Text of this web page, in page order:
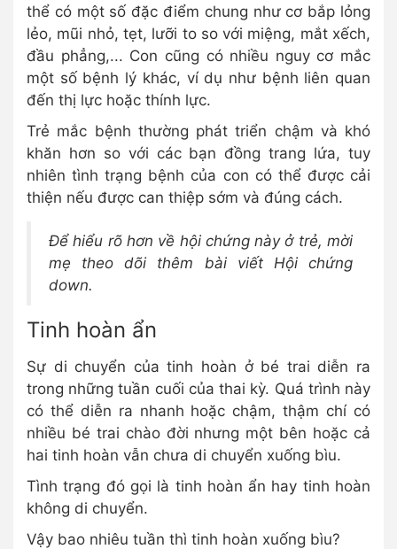
thể có một số đặc điểm chung như cơ bắp lỏng
lẻo, mũi nhỏ, tẹt, lưỡi to so với miệng, mắt xếch,
đầu phẳng,... Con cũng có nhiều nguy cơ mắc
một số bệnh lý khác, ví dụ như bệnh liên quan
đến thị lực hoặc thính lực.
Trẻ mắc bệnh thường phát triển chậm và khó
khăn hơn so với các bạn đồng trang lứa, tuy
nhiên tình trạng bệnh của con có thể được cải
thiện nếu được can thiệp sớm và đúng cách.
Để hiểu rõ hơn về hội chứng này ở trẻ, mời
mẹ theo dõi thêm bài viết Hội chứng
down.
Tinh hoàn ẩn
Sự di chuyển của tinh hoàn ở bé trai diễn ra
trong những tuần cuối của thai kỳ. Quá trình này
có thể diễn ra nhanh hoặc chậm, thậm chí có
nhiều bé trai chào đời nhưng một bên hoặc cả
hai tinh hoàn vẫn chưa di chuyển xuống bìu.
Tình trạng đó gọi là tinh hoàn ẩn hay tinh hoàn
không di chuyển.
Vậy bao nhiêu tuần thì tinh hoàn xuống bìu?